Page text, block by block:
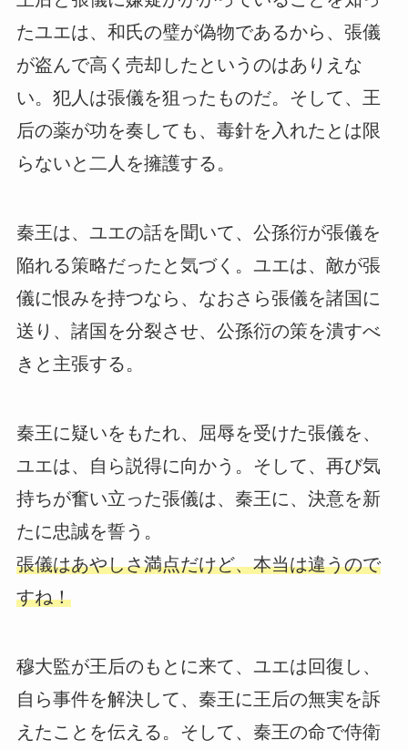
たユエは、和氏の璧が偽物であるから、張儀
が盗んで高く売却したというのはありえな
い。犯人は張儀を狙ったものだ。そして、王
后の薬が功を奏しても、毒針を入れたとは限
らないと二人を擁護する。
秦王は、ユエの話を聞いて、公孫衍が張儀を
陥れる策略だったと気づく。ユエは、敵が張
儀に恨みを持つなら、なおさら張儀を諸国に
送り、諸国を分裂させ、公孫衍の策を潰すべ
きと主張する。
秦王に疑いをもたれ、屈辱を受けた張儀を、
ユエは、自ら説得に向かう。そして、再び気
持ちが奮い立った張儀は、秦王に、決意を新
たに忠誠を誓う。
張儀はあやしさ満点だけど、本当は違うので
すね！
穆大監が王后のもとに来て、ユエは回復し、
自ら事件を解決して、秦王に王后の無実を訴
えたことを伝える。そして、秦王の命で侍衛